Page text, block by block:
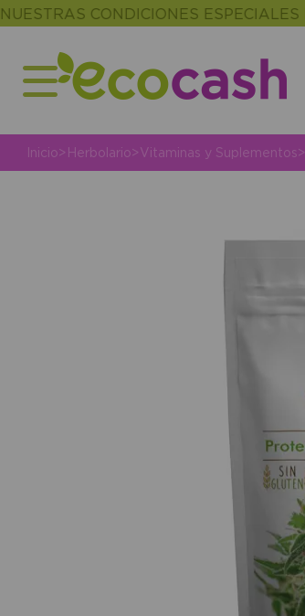
CONDICIONES ESPECIALES EN
Inicio> Herbolario> Vitaminas y Suplementos>